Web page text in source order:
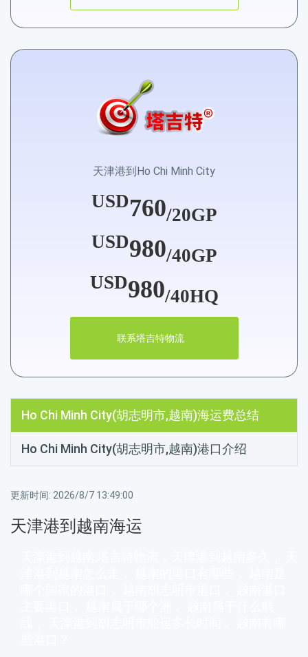
天津港到Ho Chi Minh City
USD760/20GP
USD980/40GP
USD980/40HQ
联系塔吉特物流
Ho Chi Minh City(胡志明市,越南)海运费总结
Ho Chi Minh City(胡志明市,越南)港口介绍
更新时间: 2026/8/7 13:49:00
天津港到越南海运